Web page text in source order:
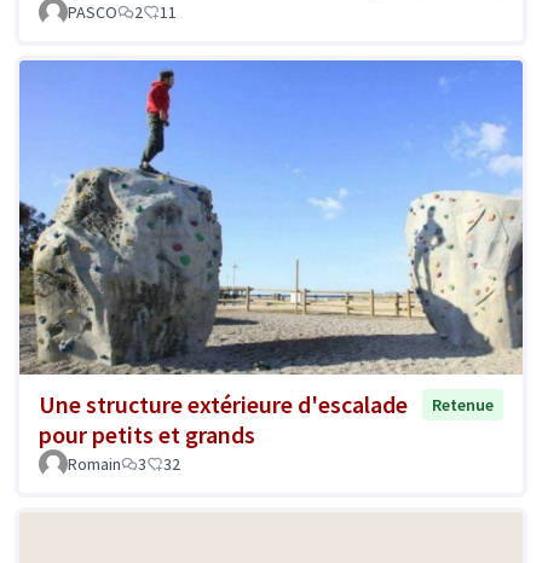
PASCO
2 11
Une structure extérieure d'escalade
pour petits et grands
Retenue
Romain 3 32